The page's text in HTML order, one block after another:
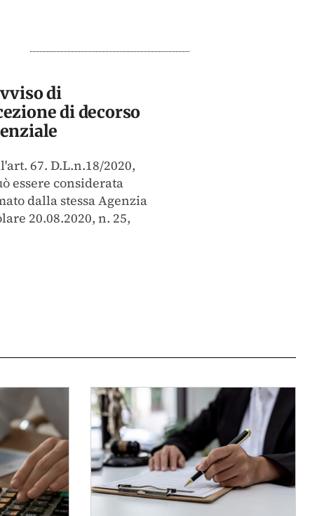
di
di decorso
67. D.L.n.18/2020,
essere considerata
dalla stessa Agenzia
20.08.2020, n. 25,